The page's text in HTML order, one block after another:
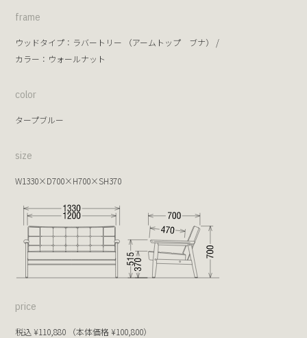
frame
ウッドタイプ： ラバートリー （アームトップ ブナ） /
カラー： ウォールナット
color
タープブルー
size
W1330×D700×H700×SH370
price
税込 ¥110,880 （本体価格 ¥100,800）